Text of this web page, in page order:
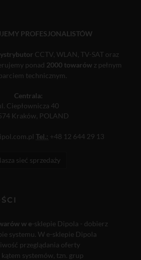
PROFESJONALISTÓW
CCTV, WLAN, TV-SAT oraz
ponad 2000 towarówz pełnym
technicznym.
Centrala:
Ciepłownicza 40
Kraków, POLAND
Tel.: +48 12 644 29 13
sieć sprzedaży
w e-sklepie Dipola - dobierz
systemu. W e-sklepie Dipola
przeglądania oferty
systemów, tzn. grup